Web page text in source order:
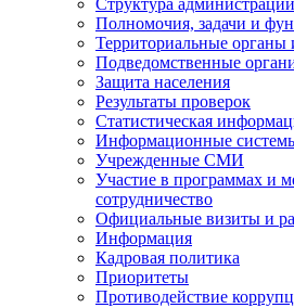
Полномочия, задачи и
Территориальные органы
Подведомственные
Защита населения
Результаты проверок
Статистическая
Информационные
Учрежденные СМИ
Участие в программах и
сотрудничество
Официальные визиты и
Информация
Кадровая политика
Приоритеты
Противодействие